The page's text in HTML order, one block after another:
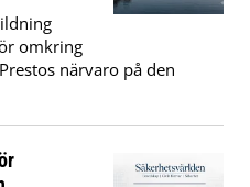
omkring
närvaro på den